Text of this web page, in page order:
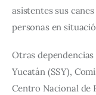
asistentes sus
personas en
Otras
Yucatán (SSY),
Centro Nacional de